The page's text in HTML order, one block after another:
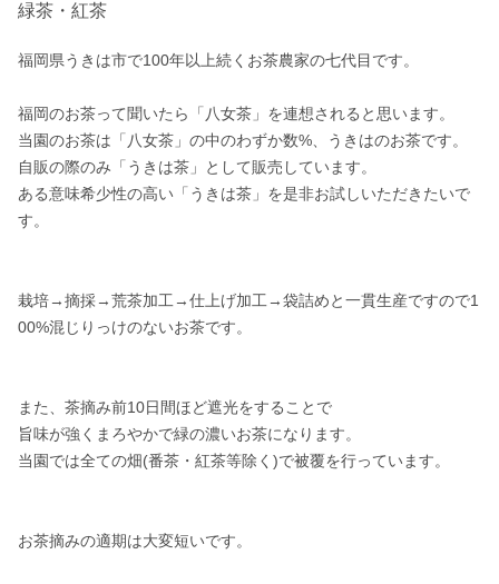
緑茶・紅茶
福岡県うきは市で100年以上続くお茶農家の七代目です。
福岡のお茶って聞いたら「八女茶」を連想されると思います。
当園のお茶は「八女茶」の中のわずか数%、うきはのお茶です。
自販の際のみ「うきは茶」として販売しています。
ある意味希少性の高い「うきは茶」を是非お試しいただきたいで
す。
栽培→摘採→荒茶加工→仕上げ加工→袋詰めと一貫生産ですので1
00%混じりっけのないお茶です。
また、茶摘み前10日間ほど遮光をすることで
旨味が強くまろやかで緑の濃いお茶になります。
当園では全ての畑(番茶・紅茶等除く)で被覆を行っています。
お茶摘みの適期は大変短いです。